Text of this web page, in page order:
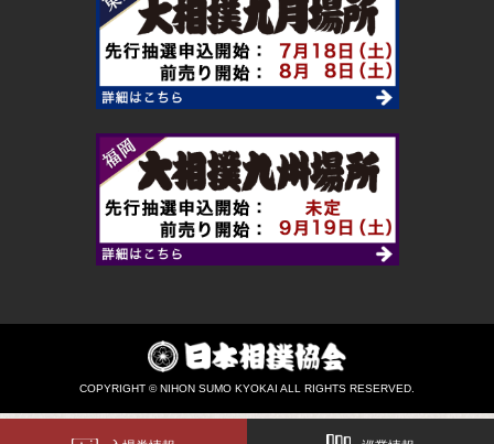
入場券情報
COPYRIGHT © NIHON SUMO KYOKAI ALL RIGHTS RESERVED.